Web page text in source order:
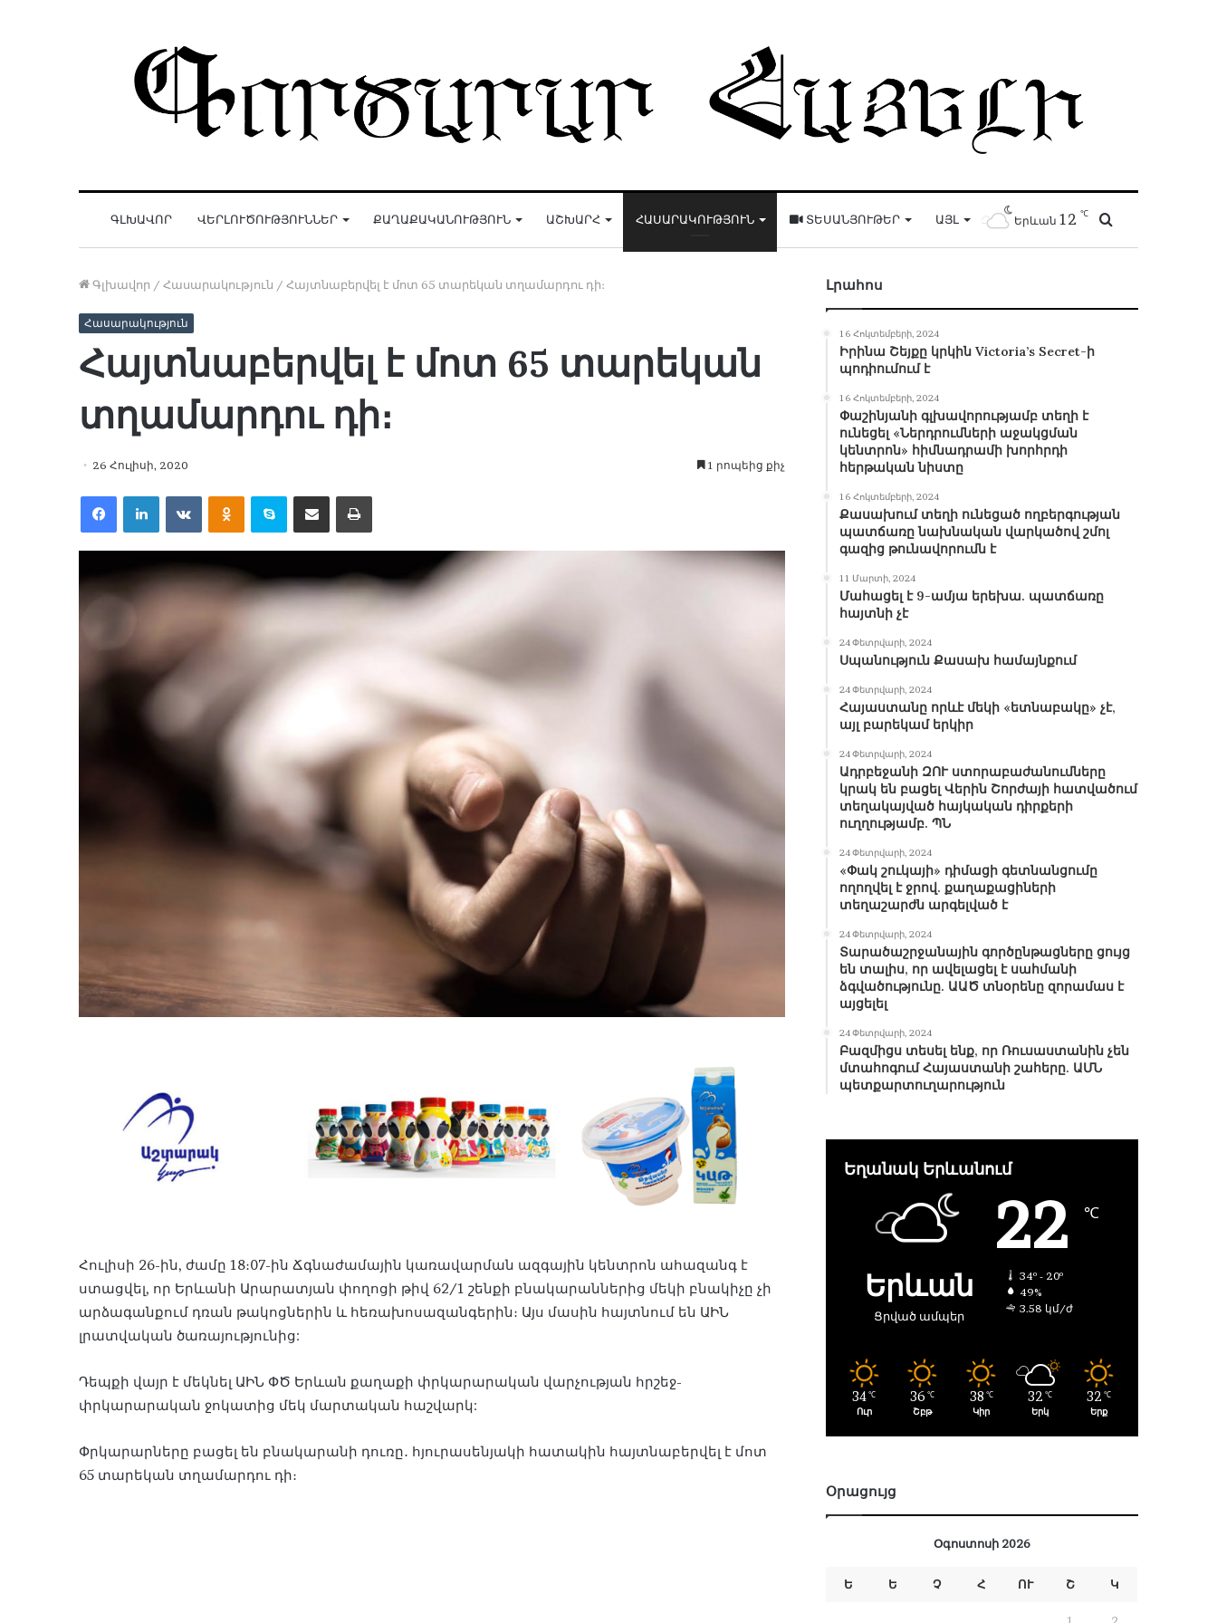
ԳԼԽԱՎՈՐ ՎԵՐԼՈՒԾՈՒԹՅՈՒՆՆԵՐ ՔԱՂԱՔԱԿԱՆՈՒԹՅՈՒՆ ԱՇԽԱՐՀ ՀԱՍԱՐԱԿՈՒԹՅՈՒՆ ՏԵՍԱՆՅՈՒԹԵՐ ԱՅԼ Երևան 12 ℃
Գլխավոր / Հասարակություն / Հայտնաբերվել է մոտ 65 տարեկան տղամարդու դի։
Հասարակություն
Հայտնաբերվել է մոտ 65 տարեկան
տղամարդու դի։
26 Հուլիսի, 2020 1 րոպեից քիչ
FacebookLinkedInVKontakteOdnoklassniki
Skype Share via Email Print
Հուլիսի 26-ին, ժամը 18։07-ին Ճգնաժամային կառավարման ազգային կենտրոն ահազանգ է
ստացվել, որ Երևանի Արարատյան փողոցի թիվ 62/1 շենքի բնակարաններից մեկի բնակիչը չի
արձագանքում դռան թակոցներին և հեռախոսազանգերին։ Այս մասին հայտնում են ԱԻՆ
լրատվական ծառայությունից:
Դեպքի վայր է մեկնել ԱԻՆ ՓԾ Երևան քաղաքի փրկարարական վարչության հրշեջ-
փրկարարական ջոկատից մեկ մարտական հաշվարկ:
Փրկարարները բացել են բնակարանի դուռը․ հյուրասենյակի հատակին հայտնաբերվել է մոտ
65 տարեկան տղամարդու դի։
Լրահոս
16 Հոկտեմբերի, 2024
Իրինա Շեյքը կրկին Victoria’s Secret-ի
պոդիումում է
16 Հոկտեմբերի, 2024
Փաշինյանի գլխավորությամբ տեղի է
ունեցել «Ներդրումների աջակցման
կենտրոն» հիմնադրամի խորհրդի
հերթական նիստը
16 Հոկտեմբերի, 2024
Քասախում տեղի ունեցած ողբերգության
պատճառը նախնական վարկածով շմոլ
գազից թունավորումն է
11 Մարտի, 2024
Մահացել է 9-ամյա երեխա. պատճառը
հայտնի չէ
24 Փետրվարի, 2024
Սպանություն Քասախ համայնքում
24 Փետրվարի, 2024
Հայաստանը որևէ մեկի «ետնաբակը» չէ,
այլ բարեկամ երկիր
24 Փետրվարի, 2024
Ադրբեջանի ԶՈՒ ստորաբաժանումները
կրակ են բացել Վերին Շորժայի հատվածում
տեղակայված հայկական դիրքերի
ուղղությամբ. ՊՆ
24 Փետրվարի, 2024
«Փակ շուկայի» դիմացի գետնանցումը
ողողվել է ջրով. քաղաքացիների
տեղաշարժն արգելված է
24 Փետրվարի, 2024
Տարածաշրջանային գործընթացները ցույց
են տալիս, որ ավելացել է սահմանի
ձգվածությունը. ԱԱԾ տնօրենը զորամաս է
այցելել
24 Փետրվարի, 2024
Բազմիցս տեսել ենք, որ Ռուսաստանին չեն
մտահոգում Հայաստանի շահերը. ԱՄՆ
պետքարտուղարություն
Եղանակ Երևանում
Երևան
Ցրված ամպեր
22 ℃
34º - 20º
49%
3.58 կմ/ժ
34 ℃
Ուր
36 ℃
Շբթ
38 ℃
Կիր
32 ℃
Երկ
32 ℃
Երք
Օրացույց
Օգոստոսի 2026
Ե Ե Չ Հ ՈՒ Շ Կ
1 2